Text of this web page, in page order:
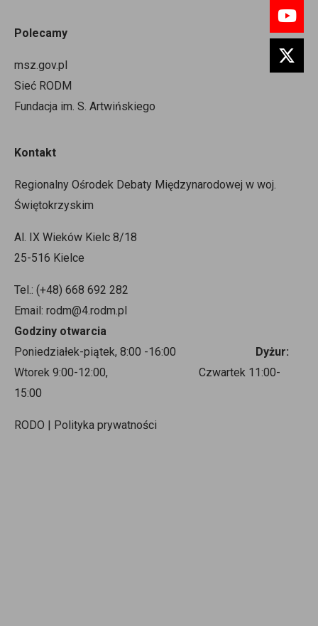
Polecamy
msz.gov.pl
Sieć RODM
Fundacja im. S. Artwińskiego
Kontakt
Regionalny Ośrodek Debaty Międzynarodowej w woj.
Świętokrzyskim
Al. IX Wieków Kielc 8/18
25-516 Kielce
Tel.: (+48) 668 692 282
Email: rodm@4.rodm.pl
Godziny otwarcia
Poniedziałek-piątek, 8:00 -16:00 Dyżur:
Wtorek 9:00-12:00, Czwartek 11:00-
15:00
RODO | Polityka prywatności